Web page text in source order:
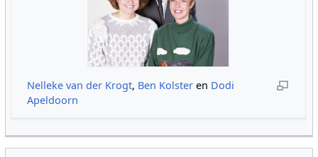
Nelleke van der Krogt, Ben Kolster en Dodi
Apeldoorn